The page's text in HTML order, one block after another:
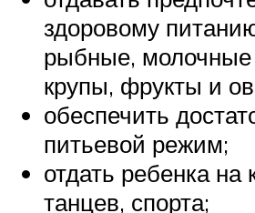
здоровому
рыбные, молочные
крупы, фрукты и
обеспечить
питьевой режим;
отдать ребенка на
танцев, спорта;